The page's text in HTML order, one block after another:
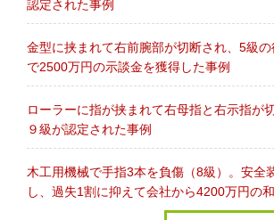
認定された事例
金型に挟まれて右前腕部が切断され、5級の
で2500万円の示談金を獲得した事例
ローラーに指が挟まれて右母指と右示指が
９級が認定された事例
木工用機械で手指3本を負傷（8級）。安全
し、過失1割に抑えて会社から4200万円の